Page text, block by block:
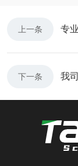
上一条
下一条